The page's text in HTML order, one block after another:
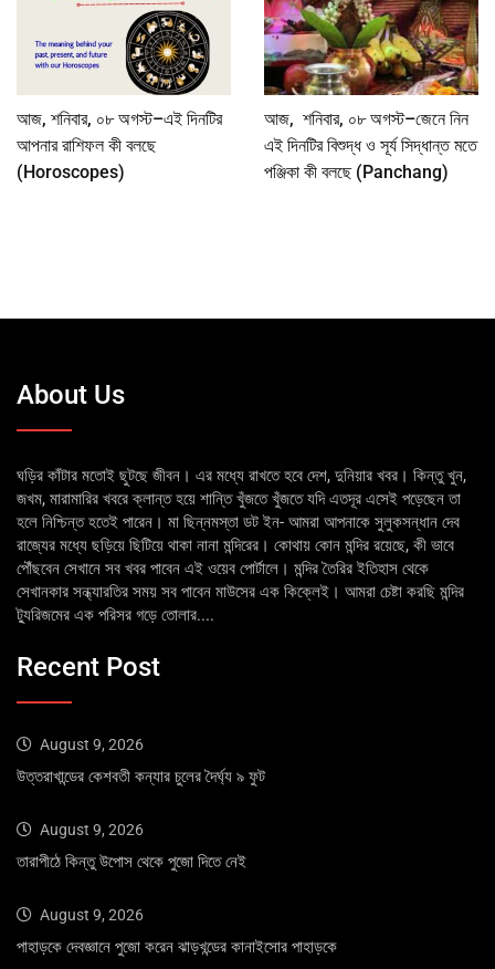
আজ, শনিবার, ০৮ অগস্ট–এই দিনটির
আপনার রাশিফল কী বলছে
(Horoscopes)
আজ, শনিবার, ০৮ অগস্ট–জেনে নিন
এই দিনটির বিশুদ্ধ ও সূর্য সিদ্ধান্ত মতে
পঞ্জিকা কী বলছে (Panchang)
About Us
ঘড়ির কাঁটার মতোই ছুটছে জীবন। এর মধ্যে রাখতে হবে দেশ, দুনিয়ার খবর। কিন্তু খুন,
জখম, মারামারির খবরে ক্লান্ত হয়ে শান্তি খুঁজতে খুঁজতে যদি এতদূর এসেই পড়েছেন তা
হলে নিশ্চিন্ত হতেই পারেন। মা ছিন্নমস্তা ডট ইন- আমরা আপনাকে সুলুকসন্ধান দেব
রাজ্যের মধ্যে ছড়িয়ে ছিটিয়ে থাকা নানা মন্দিরের। কোথায় কোন মন্দির রয়েছে, কী ভাবে
পৌঁছবেন সেখানে সব খবর পাবেন এই ওয়েব পোর্টালে। মন্দির তৈরির ইতিহাস থেকে
সেখানকার সন্ধ্যারতির সময় সব পাবেন মাউসের এক কিক্লেই। আমরা চেষ্টা করছি মন্দির
ট্যুরিজমের এক পরিসর গড়ে তোলার....
Recent Post
August 9, 2026
উত্তরাখান্ডের কেশবতী কন্যার চুলের দৈর্ঘ্য ৯ ফুট
August 9, 2026
তারাপীঠে কিন্তু উপোস থেকে পুজো দিতে নেই
August 9, 2026
পাহাড়কে দেবজ্ঞানে পুজো করেন ঝাড়খন্ডের কানাইসোর পাহাড়কে